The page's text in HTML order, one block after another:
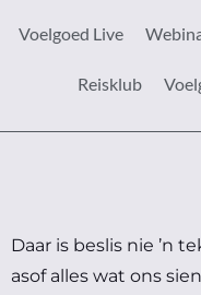
Voelgoed Live
Reisklub
Daar is beslis nie ’n
asof alles wat ons